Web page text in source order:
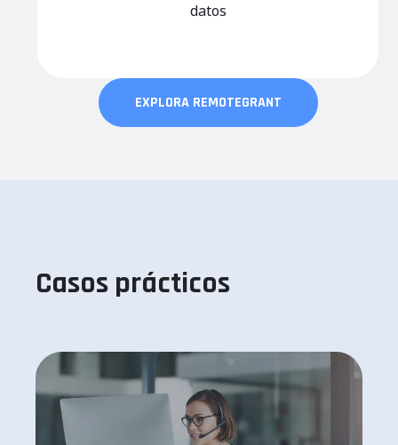
datos
EXPLORA REMOTEGRANT
Casos prácticos